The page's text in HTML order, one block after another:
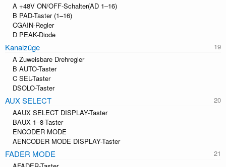
A +48V ON/OFF-Schalter(AD 1–16)
B PAD-Taster (1–16)
CGAIN-Regler
D PEAK-Diode
Kanalzüge
A Zuweisbare Drehregler
B AUTO-Taster
C SEL-Taster
DSOLO-Taster
AUX SELECT
AAUX SELECT DISPLAY-Taster
BAUX 1–8-Taster
ENCODER MODE
AENCODER MODE DISPLAY-Taster
FADER MODE